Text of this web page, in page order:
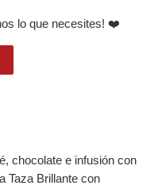
lo que necesites! ❤️
Azul y Coral
chocolate e infusión con
Taza Brillante con